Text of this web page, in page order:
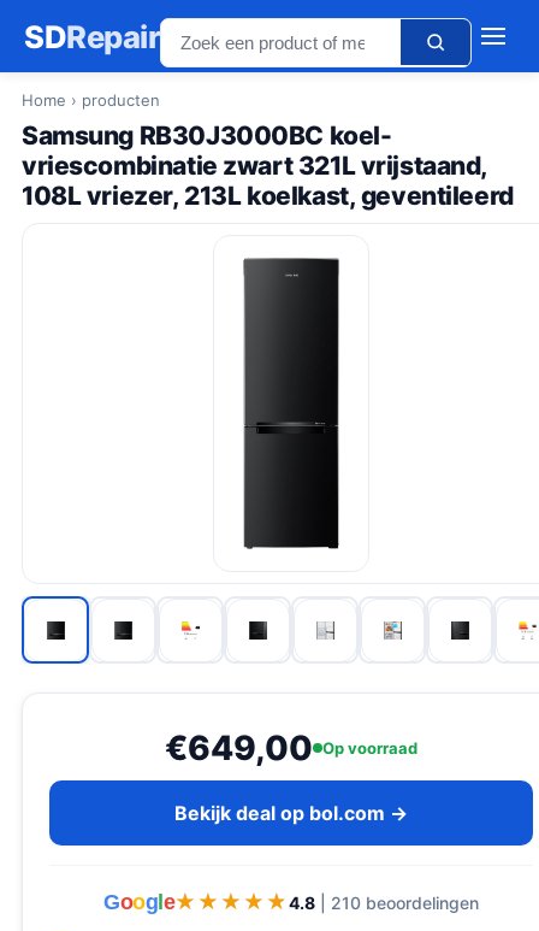
SDRepair
Home › producten
Samsung RB30J3000BC koel-
vriescombinatie zwart 321L vrijstaand,
108L vriezer, 213L koelkast, geventileerd
€649,00 Op voorraad
Bekijk deal op bol.com →
Goog e★★★★★
★★★★★ 4.8 | 210 beoordelingen